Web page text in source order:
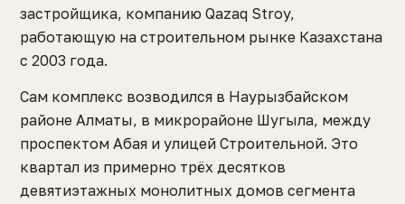
застройщика, компанию Qazaq Stroy,
работающую на строительном рынке Казахстана
с 2003 года.
Сам комплекс возводился в Наурызбайском
районе Алматы, в микрорайоне Шугыла, между
проспектом Абая и улицей Строительной. Это
квартал из примерно трёх десятков
девятиэтажных монолитных домов сегмента